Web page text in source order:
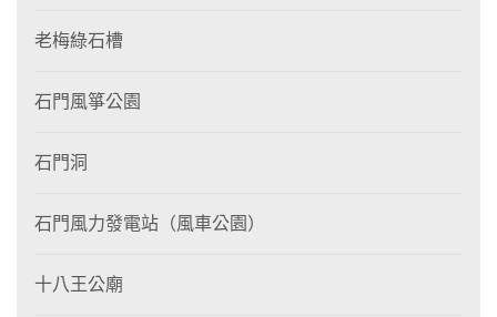
老梅綠石槽
石門風箏公園
石門洞
石門風力發電站（風車公園）
十八王公廟